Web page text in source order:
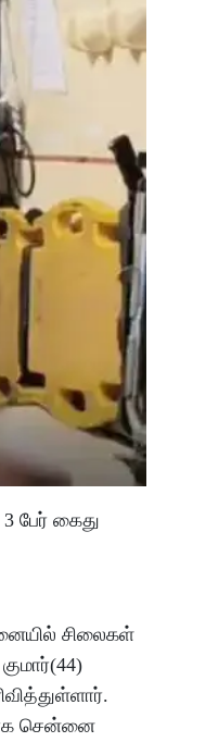
பேர் கைது
சிலைகள்
சென்னை